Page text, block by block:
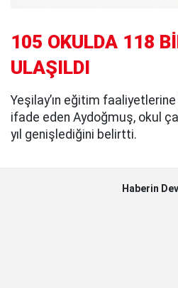
105 OKULDA 118
ULAŞILDI
Yeşilay’ın eğitim
ifade eden Aydoğmuş, okul
yıl genişlediğini belirtti.
Haberin